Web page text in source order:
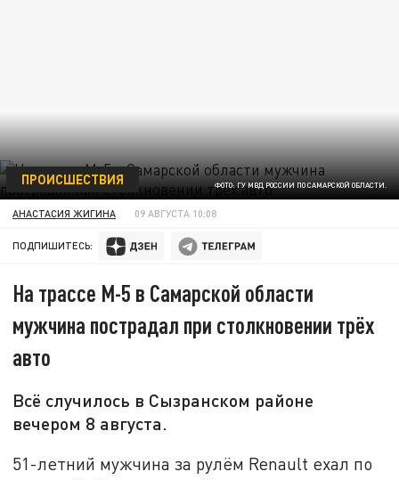
ФОТО: ГУ МВД РОССИИ ПО САМАРСКОЙ ОБЛАСТИ.
ПРОИСШЕСТВИЯ
АНАСТАСИЯ ЖИГИНА 09 АВГУСТА 10:08
ПОДПИШИТЕСЬ:
На трассе М-5 в Самарской области
мужчина пострадал при столкновении трёх
авто
Всё случилось в Сызранском районе
вечером 8 августа.
51-летний мужчина за рулём Renault ехал по